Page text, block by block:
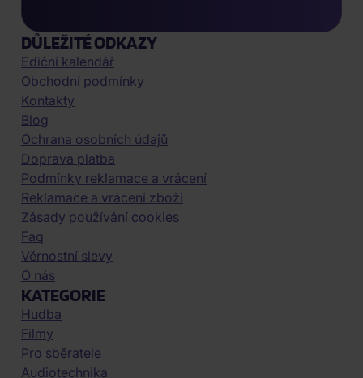
DŮLEŽITÉ ODKAZY
Ediční kalendář
Obchodní podmínky
Kontakty
Blog
Ochrana osobních údajů
Doprava platba
Podmínky reklamace a vrácení
Reklamace a vrácení zboží
Zásady používání cookies
Faq
Věrnostní slevy
O nás
KATEGORIE
Hudba
Filmy
Pro sběratele
Audiotechnika